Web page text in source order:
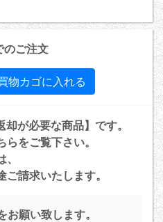
のご注文
が必要な商品】です。
らをご覧下さい。
請求いたします。
お願い致します。